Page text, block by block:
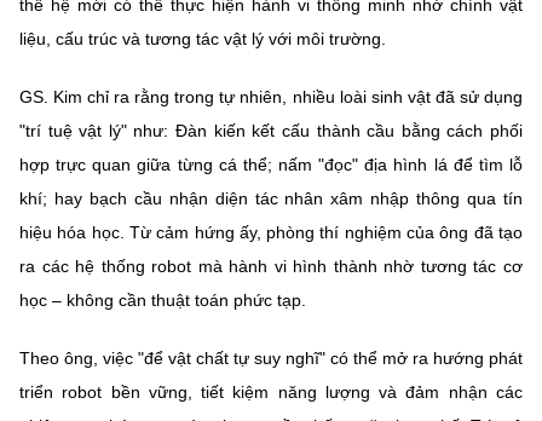
(Ghi rõ nguồn "https://mst.gov.vn" khi phát hành lại thông tin từ
website này)
thế hệ mới có thể thực hiện hành vi thông minh nhờ chính vật
liệu, cấu trúc và tương tác vật lý với môi trường.
GS. Kim chỉ ra rằng trong tự nhiên, nhiều loài sinh vật đã sử dụng
"trí tuệ vật lý" như: Đàn kiến kết cấu thành cầu bằng cách phối
hợp trực quan giữa từng cá thể; nấm "đọc" địa hình lá để tìm lỗ
khí; hay bạch cầu nhận diện tác nhân xâm nhập thông qua tín
hiệu hóa học. Từ cảm hứng ấy, phòng thí nghiệm của ông đã tạo
ra các hệ thống robot mà hành vi hình thành nhờ tương tác cơ
học – không cần thuật toán phức tạp.
Theo ông, việc "để vật chất tự suy nghĩ" có thể mở ra hướng phát
triển robot bền vững, tiết kiệm năng lượng và đảm nhận các